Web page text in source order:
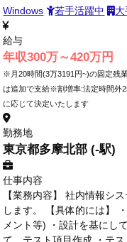
Windows 若手活躍中
給与
年収300万～420万円
※月20時間(3万3191円~)の固定残
は追加で支給※割増率:法定時間外
に応じて決定いたします
勤務地
東京都多摩北部 (-駅)
仕事内容
【業務内容】 社内情報シ
します。 【具体的には】
メント等) ・設計を基にし